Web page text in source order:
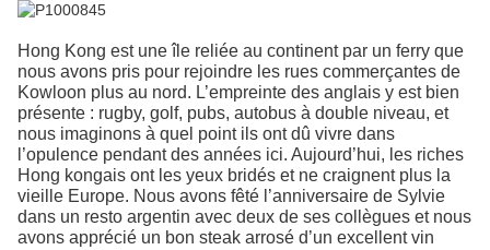
Hong Kong est une île reliée au continent par un ferry que
nous avons pris pour rejoindre les rues commerçantes de
Kowloon plus au nord. L’empreinte des anglais y est bien
présente : rugby, golf, pubs, autobus à double niveau, et
nous imaginons à quel point ils ont dû vivre dans
l’opulence pendant des années ici. Aujourd’hui, les riches
Hong kongais ont les yeux bridés et ne craignent plus la
vieille Europe. Nous avons fêté l’anniversaire de Sylvie
dans un resto argentin avec deux de ses collègues et nous
avons apprécié un bon steak arrosé d’un excellent vin